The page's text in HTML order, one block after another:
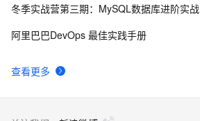
查看更多
冬季实战营第三期：MySQL数据库进阶实战
阿里巴巴DevOps 最佳实践手册